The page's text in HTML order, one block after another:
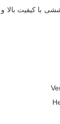
با کیفیت